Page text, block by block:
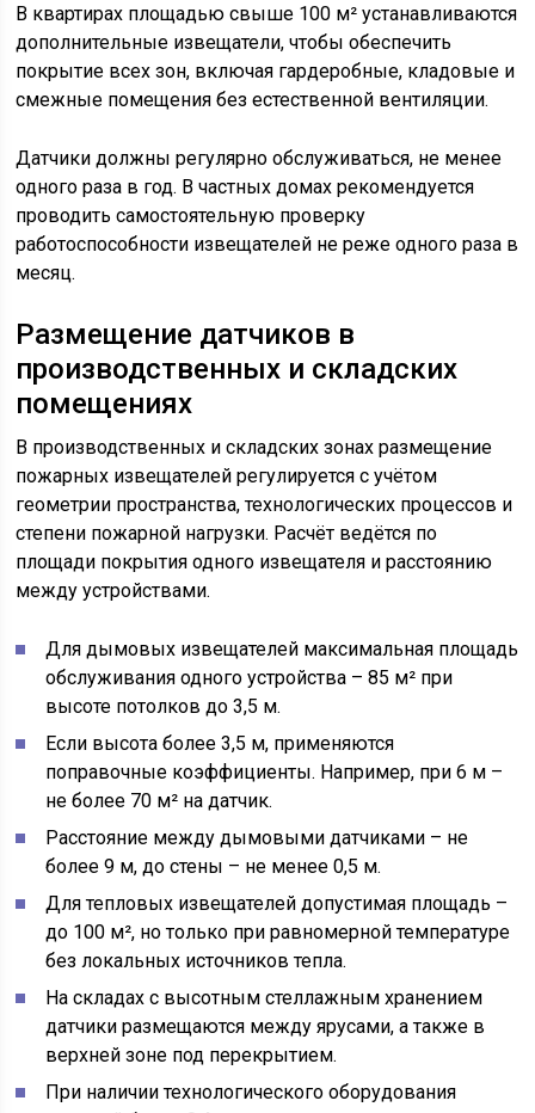
В квартирах площадью свыше 100 м² устанавливаются
дополнительные извещатели, чтобы обеспечить
покрытие всех зон, включая гардеробные, кладовые и
смежные помещения без естественной вентиляции.
Датчики должны регулярно обслуживаться, не менее
одного раза в год. В частных домах рекомендуется
проводить самостоятельную проверку
работоспособности извещателей не реже одного раза в
месяц.
Размещение датчиков в
производственных и складских
помещениях
В производственных и складских зонах размещение
пожарных извещателей регулируется с учётом
геометрии пространства, технологических процессов и
степени пожарной нагрузки. Расчёт ведётся по
площади покрытия одного извещателя и расстоянию
между устройствами.
Для дымовых извещателей максимальная площадь
обслуживания одного устройства – 85 м² при
высоте потолков до 3,5 м.
Если высота более 3,5 м, применяются
поправочные коэффициенты. Например, при 6 м –
не более 70 м² на датчик.
Расстояние между дымовыми датчиками – не
более 9 м, до стены – не менее 0,5 м.
Для тепловых извещателей допустимая площадь –
до 100 м², но только при равномерной температуре
без локальных источников тепла.
На складах с высотным стеллажным хранением
датчики размещаются между ярусами, а также в
верхней зоне под перекрытием.
При наличии технологического оборудования